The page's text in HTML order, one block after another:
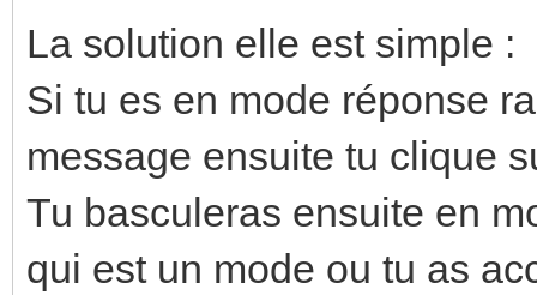
La solution elle est simple :
Si tu es en mode réponse
message ensuite tu clique
Tu basculeras ensuite en
qui est un mode ou tu as